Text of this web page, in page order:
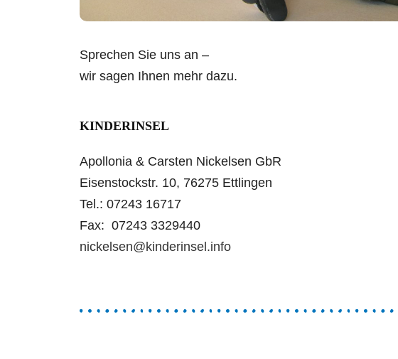
Sprechen Sie uns an –
wir sagen Ihnen mehr dazu.
KINDERINSEL
Apollonia & Carsten Nickelsen GbR
Eisenstockstr. 10, 76275 Ettlingen
Tel.: 07243 16717
Fax: 07243 3329440
nickelsen@kinderinsel.info